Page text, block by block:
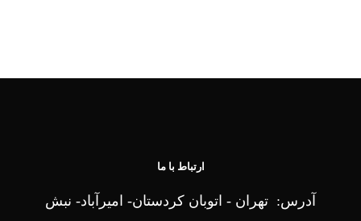
ارتباط با ما
آدرس: تهران - اتوبان کردستان- امیرآباد- نبش